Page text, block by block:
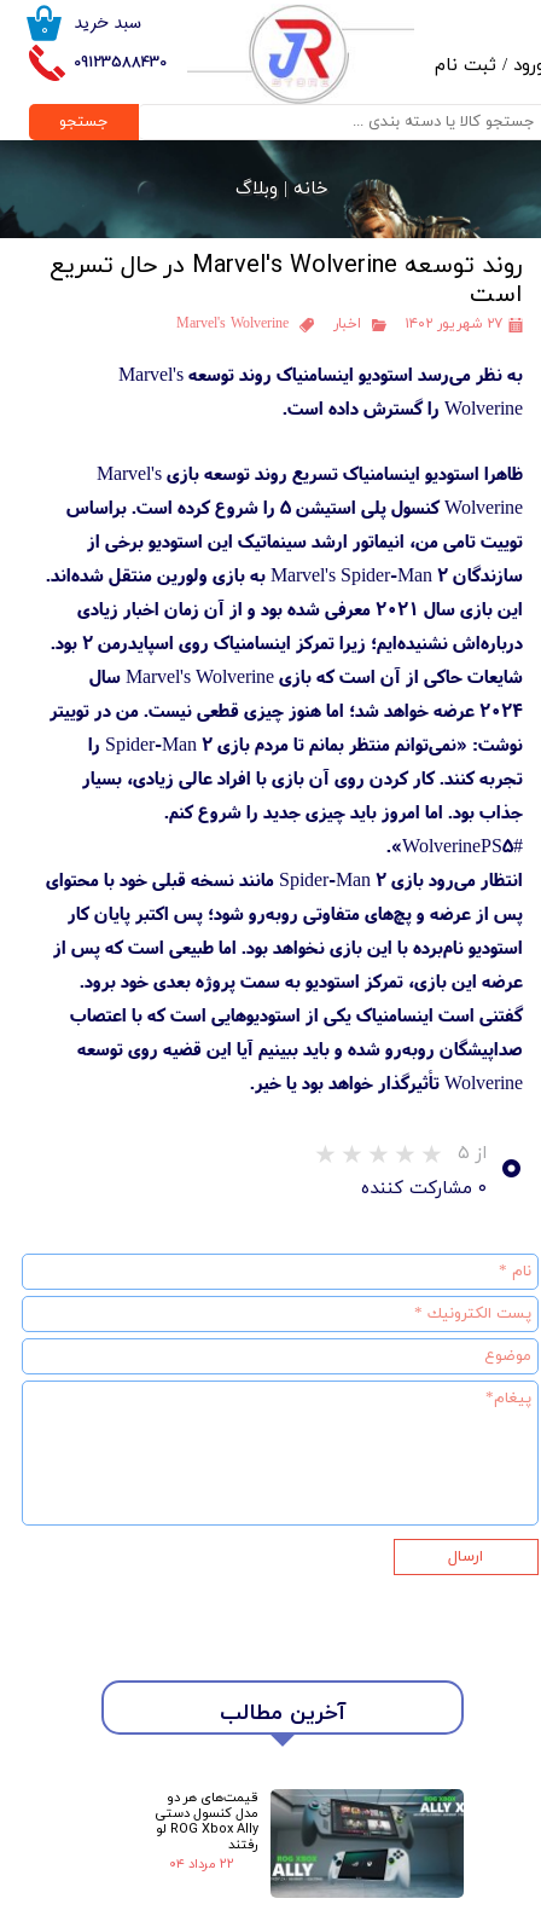
09123588430
۰ سبد خرید
/ ثبت نام
حساب کاربری من
تغییر گذر واژه
خروج از حساب کاربری
جستجو
خانه |وبلاگ
روند توسعه Marvel's Wolverine در حال تسریع
است
۲۷ شهریور ۱۴۰۲ اخبار Marvel's Wolverine
به نظر می‌رسد استودیو اینسامنیاک روند توسعه Marvel's
Wolverine را گسترش داده است.
ظاهرا استودیو اینسامنیاک تسریع روند توسعه بازی Marvel's
Wolverine کنسول پلی استیشن 5 را شروع کرده است. براساس
توییت تامی من، انیماتور ارشد سینماتیک این استودیو برخی از
سازندگان Marvel's Spider-Man 2 به بازی ولورین منتقل شده‌اند.
این بازی سال ۲۰۲۱ معرفی شده بود و از آن زمان اخبار زیادی
درباره‌اش نشنیده‌ایم؛ زیرا تمرکز اینسامنیاک روی اسپایدرمن ۲ بود.
شایعات حاکی از آن است که بازی Marvel's Wolverine سال
۲۰۲۴ عرضه خواهد شد؛ اما هنوز چیزی قطعی نیست. من در توییتر
نوشت: «نمی‌توانم منتظر بمانم تا مردم بازی Spider-Man 2 را
تجربه کنند. کار کردن روی آن بازی با افراد عالی زیادی، بسیار
جذاب بود. اما امروز باید چیزی جدید را شروع کنم.
#WolverinePS5».
انتظار می‌رود بازی Spider-Man 2 مانند نسخه قبلی خود با محتوای
پس از عرضه و پچ‌های متفاوتی رو‌به‌رو شود؛ پس اکتبر پایان کار
استودیو نام‌برده با این بازی نخواهد بود. اما طبیعی است که پس از
عرضه این بازی، تمرکز استودیو به سمت پروژه بعدی خود برود.
گفتنی است اینسامنیاک یکی از استودیوهایی است که با اعتصاب
صداپیشگان رو‌به‌رو شده و باید ببینیم آیا این قضیه روی توسعه
Wolverine تأثیرگذار خواهد بود یا خیر.
۰ از ۵
۰ مشارکت کننده
آخرین مطالب
قیمت‌های هر دو
مدل کنسول دستی
ROG Xbox Ally لو
رفتند
۲۲ مرداد ۰۴
ارسال